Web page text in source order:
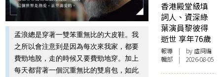
孟浪總是穿著一雙笨重無比的大皮鞋。我
之所以會注意到是因為每次來我家，都要
費勁地脫，走的時候又要費勁地穿。加上
每天都背著一個沉重無比的雙肩包，如此
香港殿堂級填
詞人、資深綠
葉演員黎彼得
逝世 享年76歲
報導 | by 虛詞編
輯部 | 2026-08-05